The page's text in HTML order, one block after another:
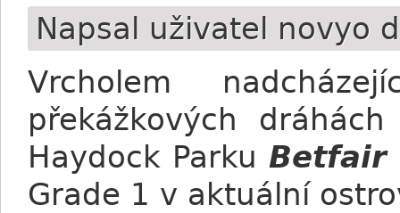
Napsal uživatel novyo
Vrcholem
překážkových
Haydock ParkuBetfair
Grade 1 v aktuální